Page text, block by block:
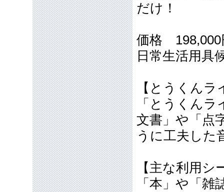
だけ！
価格 198,000
日常生活用具
【とうくん
「とうくん
文書」や「点
うに工夫した
【主な利用シ
「本」や「